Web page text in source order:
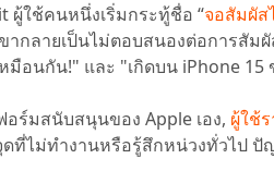
ผู้ใช้คนหนึ่งเริ่มกระทู้ชื่อ “จอสัมผัส
ากลายเป็นไม่ตอบสนองต่อการสั
มือนกัน!" และ "เกิดบน iPhone 15
ร์มสนับสนุนของ Apple เอง, ผู้ใช้
ที่ไม่ทำงานหรือรู้สึกหน่วงทั่วไป ปั